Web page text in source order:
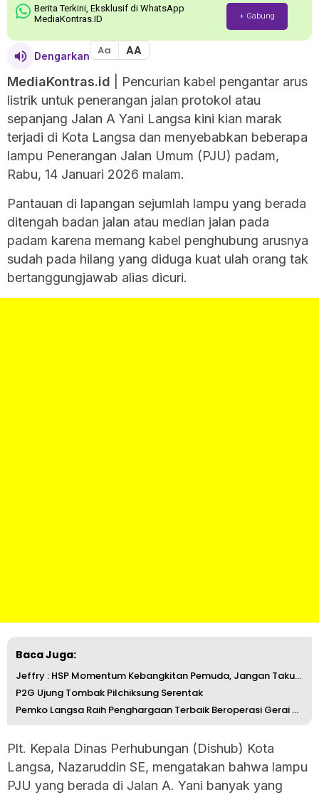
Berita Terkini, Eksklusif di WhatsApp
MediaKontras.ID
+ Gabung
Dengarkan Aa AA
MediaKontras.id | Pencurian kabel pengantar arus
listrik untuk penerangan jalan protokol atau
sepanjang Jalan A Yani Langsa kini kian marak
terjadi di Kota Langsa dan menyebabkan beberapa
lampu Penerangan Jalan Umum (PJU) padam,
Rabu, 14 Januari 2026 malam.
Pantauan di lapangan sejumlah lampu yang berada
ditengah badan jalan atau median jalan pada
padam karena memang kabel penghubung arusnya
sudah pada hilang yang diduga kuat ulah orang tak
bertanggungjawab alias dicuri.
Baca Juga:
Jeffry : HSP Momentum Kebangkitan Pemuda, Jangan Takut Be...
P2G Ujung Tombak Pilchiksung Serentak
Pemko Langsa Raih Penghargaan Terbaik Beroperasi Gerai Ko...
Plt. Kepala Dinas Perhubungan (Dishub) Kota
Langsa, Nazaruddin SE, mengatakan bahwa lampu
PJU yang berada di Jalan A. Yani banyak yang